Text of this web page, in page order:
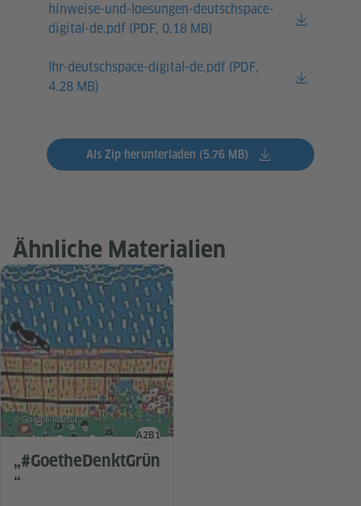
hinweise-und-loesungen-deutschspace-
digital-de.pdf (PDF, 0.18 MB)
lhr-deutschspace-digital-de.pdf (PDF,
4.28 MB)
Als Zip herunterladen (5.76 MB)
Ähnliche Materialien
„#GoetheDenktGrün
“
© Goethe-Institut
Sprachniveau
A2 B1